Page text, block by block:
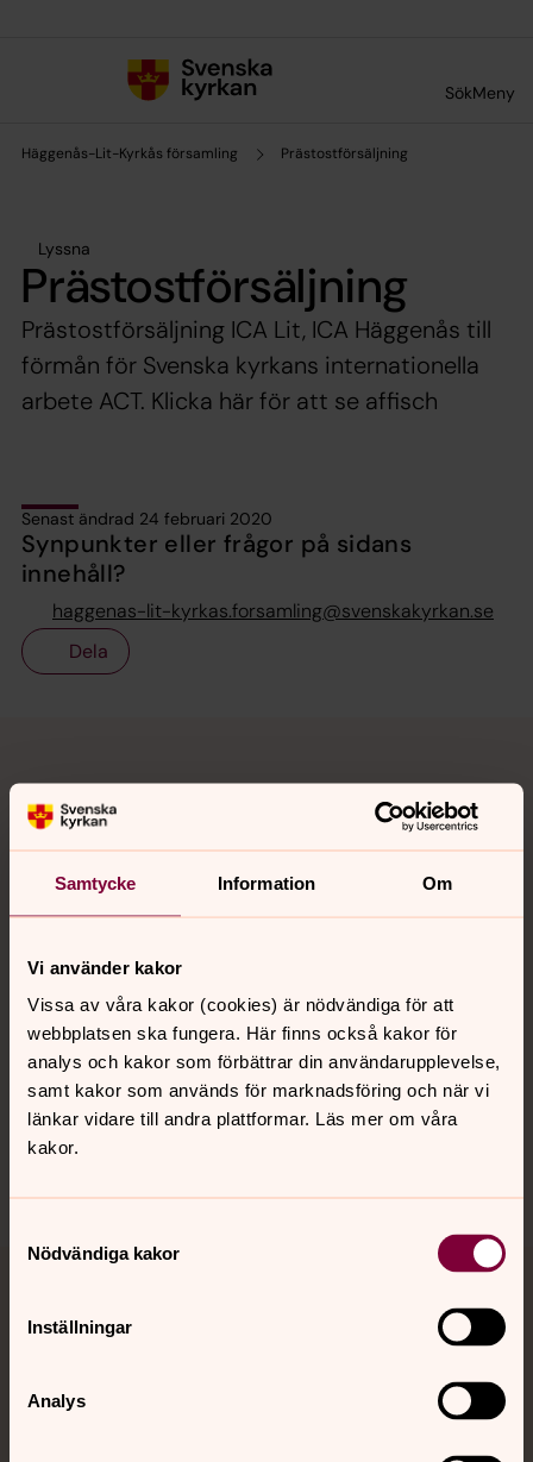
Samtycke Information Om
Vi använder kakor
Vissa av våra kakor (cookies) är nödvändiga för att
webbplatsen ska fungera. Här finns också kakor för
analys och kakor som förbättrar din användarupplevelse,
samt kakor som används för marknadsföring och när vi
länkar vidare till andra plattformar. Läs mer om våra
kakor.
Nödvändiga kakor
Inställningar
Analys
SökMeny
Häggenås-Lit-Kyrkås församling Prästostförsäljning
Lyssna
Prästostförsäljning
Prästostförsäljning ICA Lit, ICA Häggenås till
förmån för Svenska kyrkans internationella
arbete ACT. Klicka här för att se affisch
Senast ändrad 24 februari 2020
Synpunkter eller frågor på sidans
innehåll?
haggenas-lit-kyrkas.forsamling@svenskakyrkan.se
Dela
Kontakt
Hitta snabbt
Sociala kanaler
Akut samtals- och krisstöd. Prata eller chatta anonymt